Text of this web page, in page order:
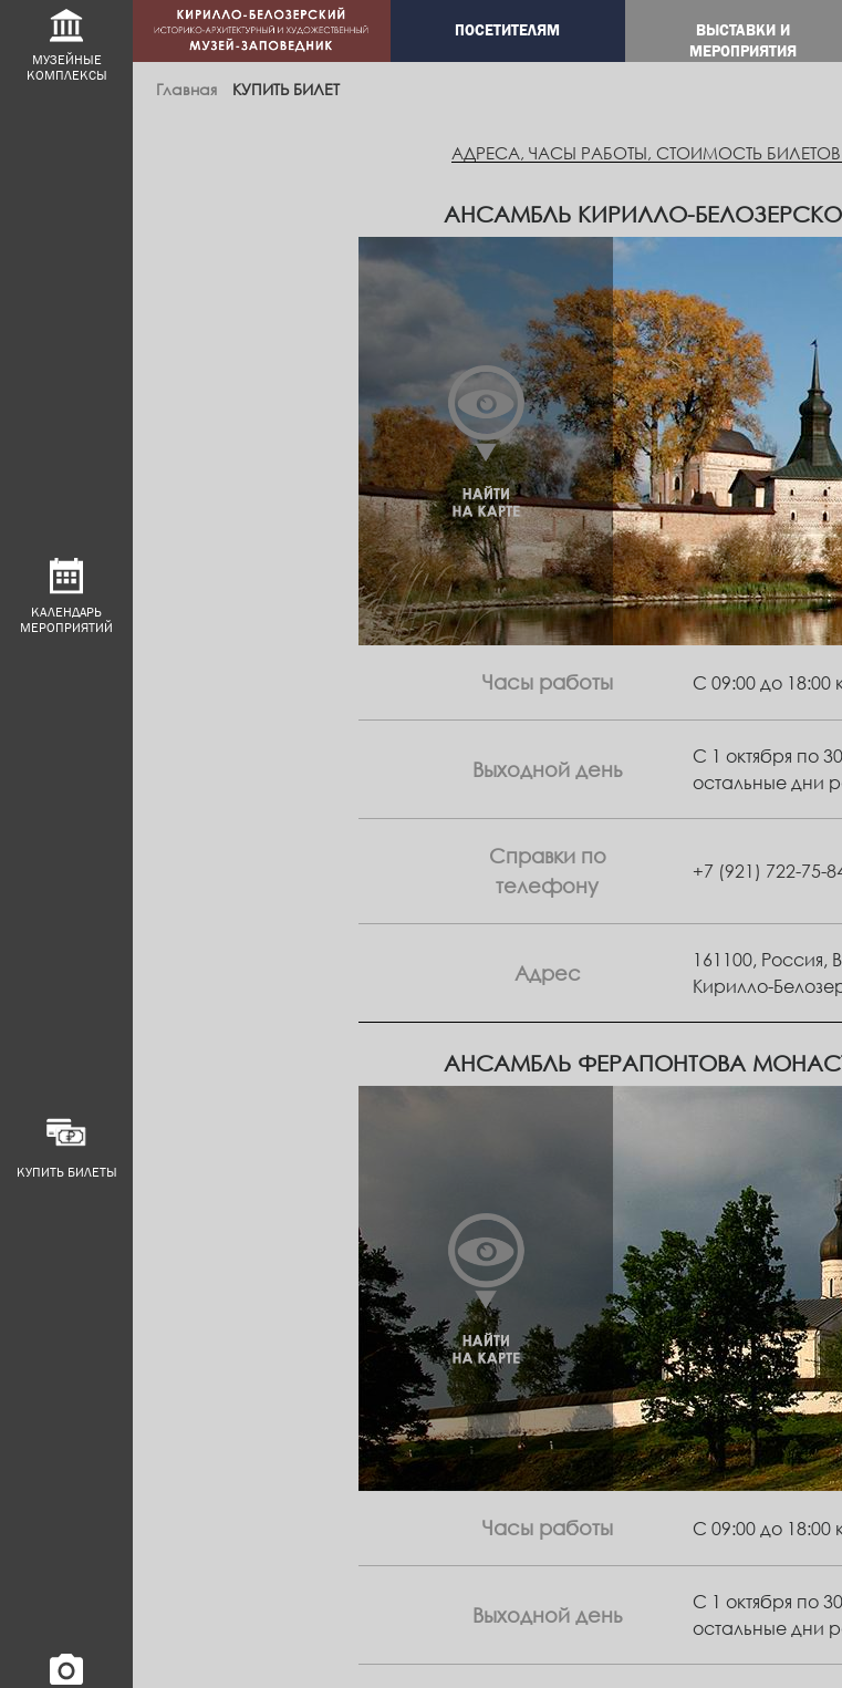
МУЗЕЙНЫЕ
КОМПЛЕКСЫ
КАЛЕНДАРЬ
МЕРОПРИЯТИЙ
КУПИТЬ БИЛЕТЫ
Main
navigation
ПОСЕТИТЕЛЯМ
ВЫСТАВКИ И
МЕРОПРИЯТИЯ
Главная КУПИТЬ БИЛЕТ
АДРЕСА, ЧАСЫ РАБОТЫ, СТОИМОСТЬ БИЛЕТОВ
АНСАМБЛЬ КИРИЛЛО-
Часы работы С 09:00 до 18:00
Выходной день
С 1 октября по
остальные дни
Справки по
телефону
+7 (921) 722-75-
Адрес
161100, Россия,
Кирилло-
АНСАМБЛЬ ФЕРАПОНТОВА
Часы работы С 09:00 до 18:00
Выходной день
С 1 октября по
остальные дни